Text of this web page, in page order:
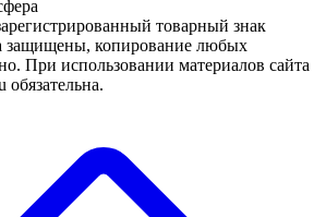
товарный знак
защищены, копирование любых
При использовании материалов сайта
обязательна.